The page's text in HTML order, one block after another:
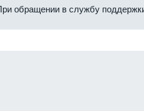
обращении в службу